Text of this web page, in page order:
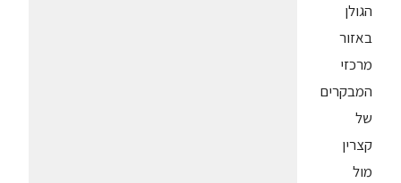
הגולן
באזור
מרכזי
המבקרים
של
קצרין
מול